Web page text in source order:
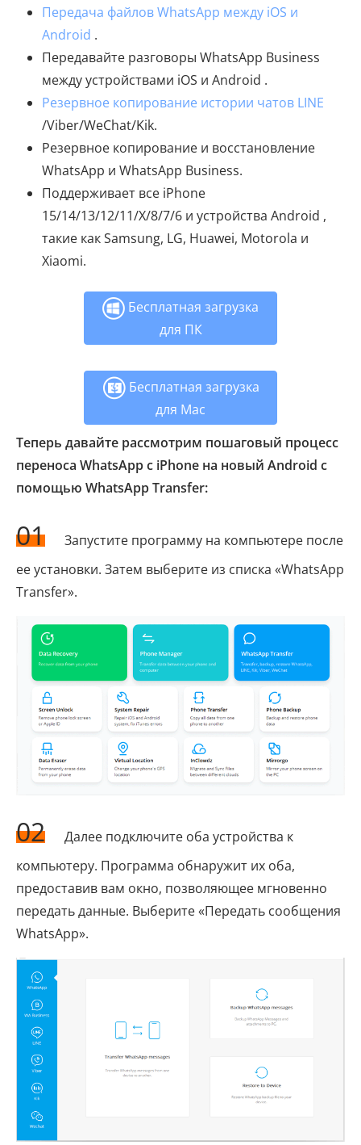
Передача файлов WhatsApp между iOS и
Android .
Передавайте разговоры WhatsApp Business
между устройствами iOS и Android .
Резервное копирование истории чатов LINE
/Viber/WeChat/Kik.
Резервное копирование и восстановление
WhatsApp и WhatsApp Business.
Поддерживает все iPhone
15/14/13/12/11/X/8/7/6 и устройства Android ,
такие как Samsung, LG, Huawei, Motorola и
Xiaomi.
Бесплатная загрузка
для ПК
Бесплатная загрузка
для Mac
Теперь давайте рассмотрим пошаговый процесс
переноса WhatsApp с iPhone на новый Android с
помощью WhatsApp Transfer:
01
Запустите программу на компьютере после
ее установки. Затем выберите из списка «WhatsApp
Transfer».
02
Далее подключите оба устройства к
компьютеру. Программа обнаружит их оба,
предоставив вам окно, позволяющее мгновенно
передать данные. Выберите «Передать сообщения
WhatsApp».